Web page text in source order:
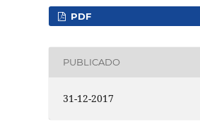
PDF
PUBLICADO
31-12-2017